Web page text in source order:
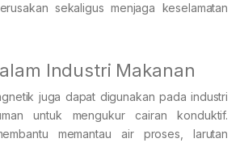
sekaligus menjaga keselamatan
Industri Makanan
juga dapat digunakan pada industri
untuk mengukur cairan konduktif.
memantau air proses, larutan